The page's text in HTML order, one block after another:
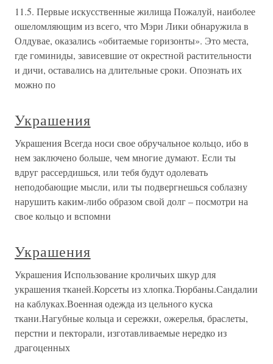
11.5. Первые искусственные жилища Пожалуй, наиболее
ошеломляющим из всего, что Мэри Лики обнаружила в
Олдувае, оказались «обитаемые горизонты». Это места,
где гоминиды, зависевшие от окрестной растительности
и дичи, оставались на длительные сроки. Опознать их
можно по
Украшения
Украшения Всегда носи свое обручальное кольцо, ибо в
нем заключено больше, чем многие думают. Если ты
вдруг рассердишься, или тебя будут одолевать
неподобающие мысли, или ты подвергнешься соблазну
нарушить каким-либо образом свой долг – посмотри на
свое кольцо и вспомни
Украшения
Украшения Использование кроличьих шкур для
украшения тканей.Корсеты из хлопка.Тюрбаны.Сандалии
на каблуках.Военная одежда из цельного куска
ткани.Нагубные кольца и сережки, ожерелья, браслеты,
перстни и пекторали, изготавливаемые нередко из
драгоценных